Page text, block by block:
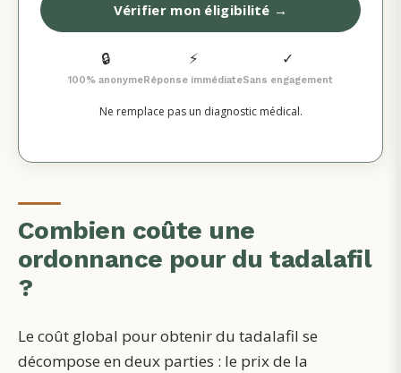
Vérifier mon éligibilité →
🔒
100% anonyme
⚡
Réponse immédiate
✓
Sans engagement
Ne remplace pas un diagnostic médical.
Combien coûte une
ordonnance pour du tadalafil
?
Le coût global pour obtenir du tadalafil se
décompose en deux parties : le prix de la